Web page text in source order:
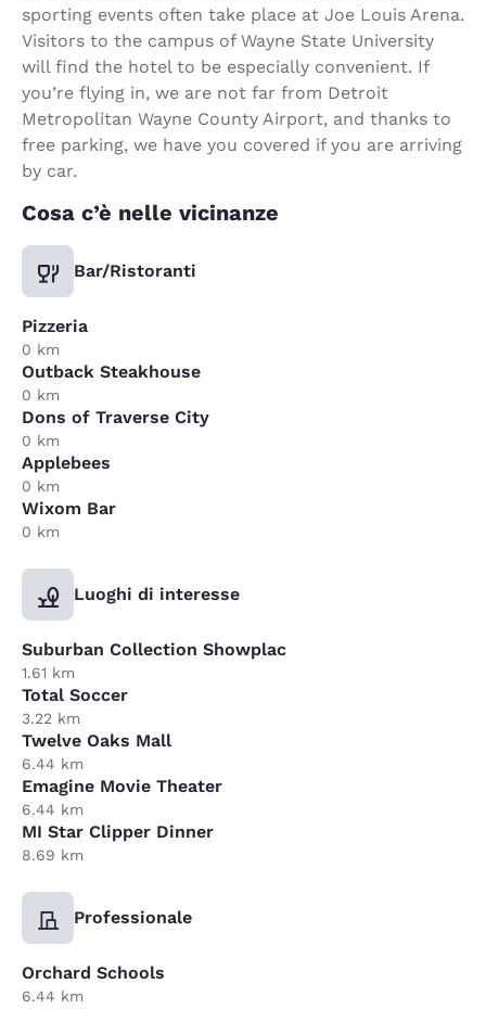
sporting events often take place at Joe Louis Arena.
Visitors to the campus of Wayne State University
will find the hotel to be especially convenient. If
you’re flying in, we are not far from Detroit
Metropolitan Wayne County Airport, and thanks to
free parking, we have you covered if you are arriving
by car.
Cosa c’è nelle vicinanze
Bar/Ristoranti
Pizzeria
0 km
Outback Steakhouse
0 km
Dons of Traverse City
0 km
Applebees
0 km
Wixom Bar
0 km
Luoghi di interesse
Suburban Collection Showplac
1.61 km
Total Soccer
3.22 km
Twelve Oaks Mall
6.44 km
Emagine Movie Theater
6.44 km
MI Star Clipper Dinner
8.69 km
Professionale
Orchard Schools
6.44 km